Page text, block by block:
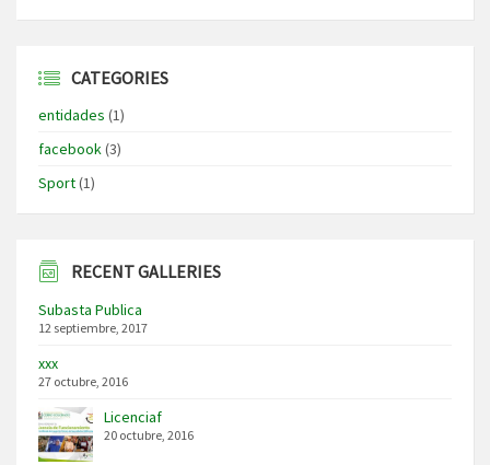
CATEGORIES
entidades (1)
facebook(3)
Sport(1)
RECENT GALLERIES
Subasta Publica
12 septiembre, 2017
xxx
27 octubre, 2016
Licenciaf
20 octubre, 2016